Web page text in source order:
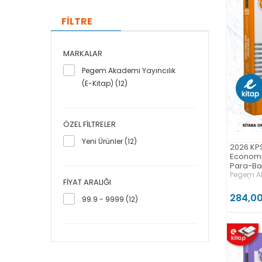
FİLTRE
MARKALAR
Pegem Akademi Yayıncılık
(E-Kitap) (12)
ÖZEL FILTRELER
Yeni Ürünler (12)
FIYAT ARALIĞI
99.9 - 9999 (12)
2026
Para-
Pegem
Kitap)